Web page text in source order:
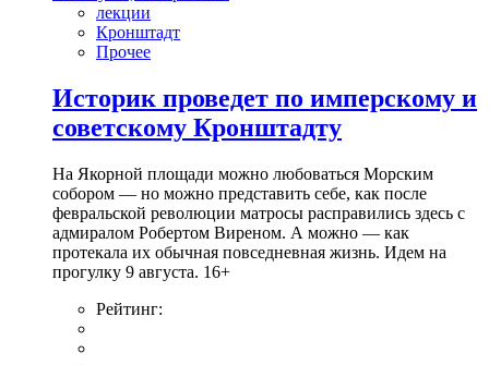
лекции
Кронштадт
Прочее
Историк проведет по имперскому и
советскому Кронштадту
На Якорной площади можно любоваться Морским
собором — но можно представить себе, как после
февральской революции матросы расправились здесь с
адмиралом Робертом Виреном. А можно — как
протекала их обычная повседневная жизнь. Идем на
прогулку 9 августа. 16+
Рейтинг: